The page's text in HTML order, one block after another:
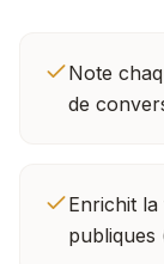
Note
de
Enrichit
publiques